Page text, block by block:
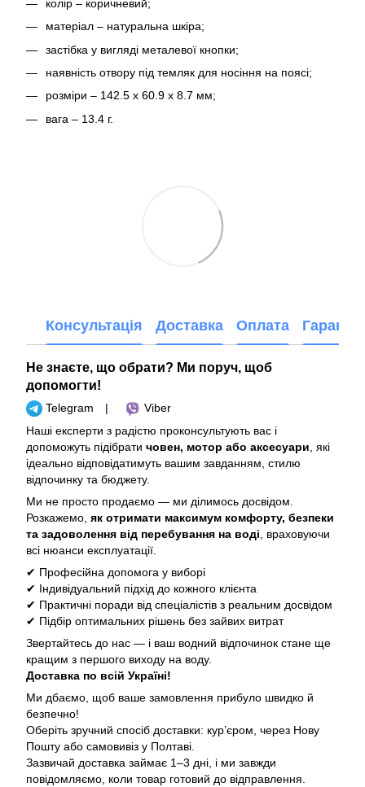
колір – коричневий;
матеріал – натуральна шкіра;
застібка у вигляді металевої кнопки;
наявність отвору під темляк для носіння на поясі;
розміри – 142.5 х 60.9 х 8.7 мм;
вага – 13.4 г.
Консультація Доставка Оплата Гарантія
Не знаєте, що обрати? Ми поруч, щоб
допомогти!
Telegram |
Viber
Наші експерти з радістю проконсультують вас і
допоможуть підібрати човен, мотор або аксесуари, які
ідеально відповідатимуть вашим завданням, стилю
відпочинку та бюджету.
Ми не просто продаємо — ми ділимось досвідом.
Розкажемо, як отримати максимум комфорту, безпеки
та задоволення від перебування на воді, враховуючи
всі нюанси експлуатації.
✔ Професійна допомога у виборі
✔ Індивідуальний підхід до кожного клієнта
✔ Практичні поради від спеціалістів з реальним досвідом
✔ Підбір оптимальних рішень без зайвих витрат
Звертайтесь до нас — і ваш водний відпочинок стане ще
кращим з першого виходу на воду.
Доставка по всій Україні!
Ми дбаємо, щоб ваше замовлення прибуло швидко й
безпечно!
Оберіть зручний спосіб доставки: кур’єром, через Нову
Пошту або самовивіз у Полтаві.
Зазвичай доставка займає 1–3 дні, і ми завжди
повідомляємо, коли товар готовий до відправлення.